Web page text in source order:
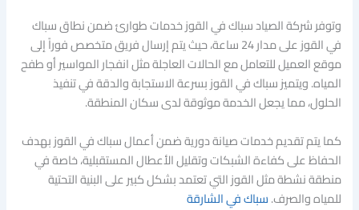
وتوفر شركة الصياد سباك في القوز خدمات طوارئ ضمن نطاق سباك
في القوز على مدار 24 ساعة، حيث يتم إرسال فريق متخصص فوراً إلى
موقع العميل للتعامل مع الحالات العاجلة مثل انفجار المواسير أو طفح
المياه. ويتميز سباك في القوز بسرعة الاستجابة والدقة في تنفيذ
الحلول، مما يجعل الخدمة موثوقة لدى سكان المنطقة.
كما يتم تقديم خدمات صيانة دورية ضمن أعمال سباك في القوز بهدف
الحفاظ على كفاءة الشبكات وتقليل الأعطال المستقبلية، خاصة في
منطقة نشطة مثل القوز التي تعتمد بشكل كبير على البنية التحتية
للمياه والصرف.سباك في الشارقة